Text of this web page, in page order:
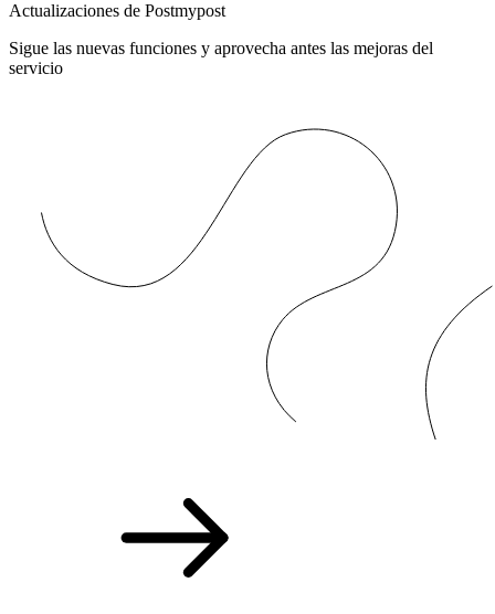
Actualizaciones de Postmypost
Sigue las nuevas funciones y aprovecha antes las mejoras del
servicio